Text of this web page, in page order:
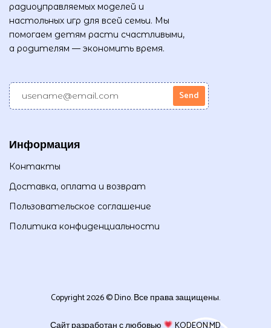
радиоуправляемых моделей и
настольных игр для всей семьи. Мы
помогаем детям расти счастливыми,
а родителям — экономить время.
Информация
Контакты
Доставка, оплата и возврат
Пользовательское соглашение
Политика конфиденциальности
Copyright 2026 © Dino. Все права защищены.